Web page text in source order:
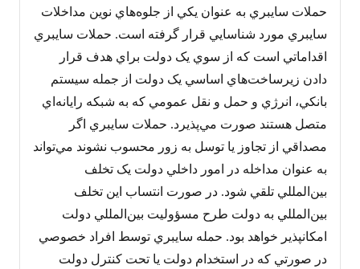
حملات سايبري به عنوان يکي از جلوه‌هاي نوين مداخلات
سايبري مورد شناسايي قرار گرفته است. حملات سايبري
اقداماتي است که از سوي يک دولت براي هدف قرار
دادن زيرساخت‌هاي اساسي يک دولت از جمله سيستم
بانکي،‌ انرژي و حمل و نقل عمومي که به شبکه رايانه‌اي
متصل هستند صورت مي‌پذيرد. حملات سايبري اگر
مصداقي از تجاوز يا توسل به زور محسوب نشوند مي‌تواند
به عنوان مداخله در امور داخلي دولت يک تخلف
بين‌المللي تلقي شود. در صورت انتساب اين تخلف
بين‌المللي به دولت طرح مسؤوليت بين‌المللي دولت
امکانپذير خواهد بود. حمله سايبري توسط افراد خصوصي
در صورتي که در استخدام دولت يا تحت کنترل دولت